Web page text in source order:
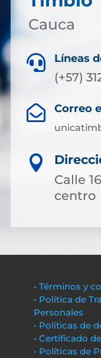
Cauca
 Líneas
(+57)
 Correo

Calle
centro
• Términos y
• Política de
Personales
• Políticas de
• Certificado
• Políticas de